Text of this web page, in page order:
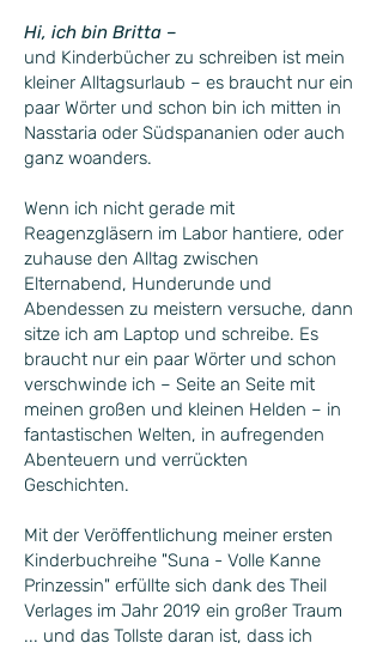
Hi, ich bin Britta –
und Kinderbücher zu schreiben ist mein
kleiner Alltagsurlaub – es braucht nur ein
paar Wörter und schon bin ich mitten in
Nasstaria oder Südspananien oder auch
ganz woanders.
Wenn ich nicht gerade mit
Reagenzgläsern im Labor hantiere, oder
zuhause den Alltag zwischen
Elternabend, Hunderunde und
Abendessen zu meistern versuche, dann
sitze ich am Laptop und schreibe. Es
braucht nur ein paar Wörter und schon
verschwinde ich – Seite an Seite mit
meinen großen und kleinen Helden – in
fantastischen Welten, in aufregenden
Abenteuern und verrückten
Geschichten.
Mit der Veröffentlichung meiner ersten
Kinderbuchreihe "Suna - Volle Kanne
Prinzessin" erfüllte sich dank des Theil
Verlages im Jahr 2019 ein großer Traum
... und das Tollste daran ist, dass ich